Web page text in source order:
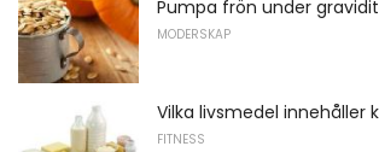
Pumpa frön under
MODERSKAP
Vilka livsmedel innehåller
FITNESS